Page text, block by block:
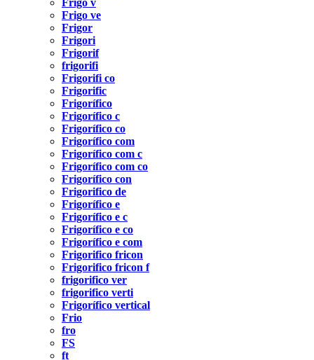
Frigo v
Frigo ve
Frigor
Frigori
Frigorif
frigorifi
Frigorifi co
Frigorific
Frigorífico
Frigorífico c
Frigorífico co
Frigorífico com
Frigorífico com c
Frigorífico com co
Frigorífico con
Frigorifico de
Frigorífico e
Frigorífico e c
Frigorífico e co
Frigorífico e com
Frigorifico fricon
Frigorifico fricon f
frigorifico ver
frigorifico verti
Frigorífico vertical
Frio
fro
FS
ft